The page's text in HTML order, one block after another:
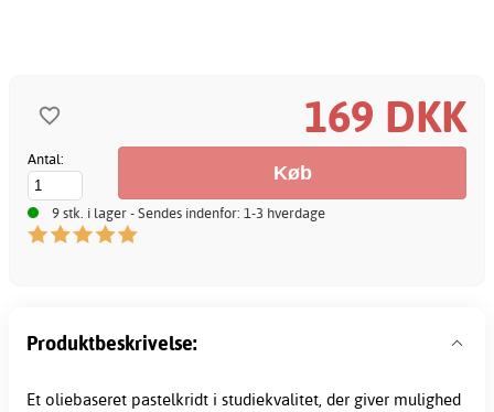
169 DKK
Antal:
9 stk. i lager - Sendes indenfor: 1-3 hverdage
Produktbeskrivelse:
Et oliebaseret pastelkridt i studiekvalitet, der giver mulighed